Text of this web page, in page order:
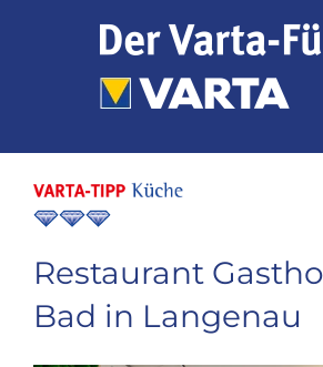
Restaurant
Bad in Langenau